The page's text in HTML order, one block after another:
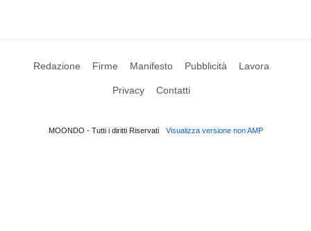
Redazione Firme Manifesto Pubblicità Lavora
Privacy Contatti
MOONDO - Tutti i diritti Riservati Visualizza versione non AMP